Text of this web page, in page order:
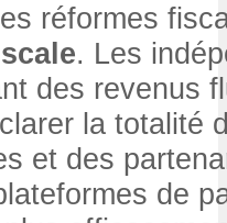
réformes
. Les
des revenus
la totalité
et des
de